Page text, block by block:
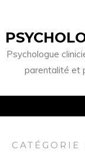
Psychologue
parentalité et
CATÉGORIE